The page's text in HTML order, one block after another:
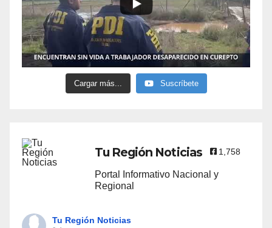
Cargar más... Suscríbete
Tu Región Noticias 1,758
Portal Informativo Nacional y
Regional
Tu Región Noticias